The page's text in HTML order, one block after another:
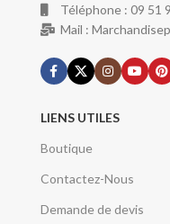
Téléphone : 09 51
Mail :
LIENS UTILES
Boutique
Contactez-Nous
Demande de devis